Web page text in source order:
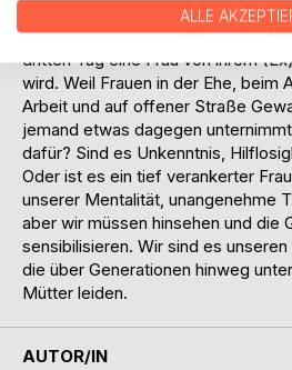
Die Autorin ist keine Ausnahme,
die Öffentlichkeit wachrütteln, weil
dritten Tag eine Frau von ihrem
wird. Weil Frauen in der Ehe, beim
Arbeit und auf offener Straße
jemand etwas dagegen
dafür? Sind es Unkenntnis,
Oder ist es ein tief verankerter
unserer Mentalität, unangenehme
aber wir müssen hinsehen und die
sensibilisieren. Wir sind es
die über Generationen hinweg
Mütter leiden.
AUTOR/IN
ALLE